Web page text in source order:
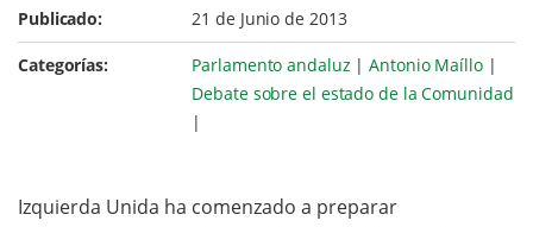
Publicado: 21 de Junio de 2013
Categorías: Parlamento andaluz |Antonio Maíllo|
Debate sobre el estado de la Comunidad
|
Izquierda Unida ha comenzado a preparar